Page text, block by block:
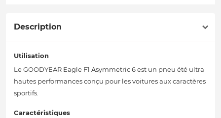
Description
Utilisation
Le GOODYEAR Eagle F1 Asymmetric 6 est un pneu été ultra
hautes performances conçu pour les voitures aux caractères
sportifs.
Caractéristiques